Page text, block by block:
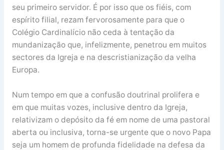
seu primeiro servidor. É por isso que os fiéis, com
espírito filial, rezam fervorosamente para que o
Colégio Cardinalício não ceda à tentação da
mundanização que, infelizmente, penetrou em muitos
sectores da Igreja e na descristianização da velha
Europa.
Num tempo em que a confusão doutrinal prolifera e
em que muitas vozes, inclusive dentro da Igreja,
relativizam o depósito da fé em nome de uma pastoral
aberta ou inclusiva, torna-se urgente que o novo Papa
seja um homem de profunda fidelidade na defesa da